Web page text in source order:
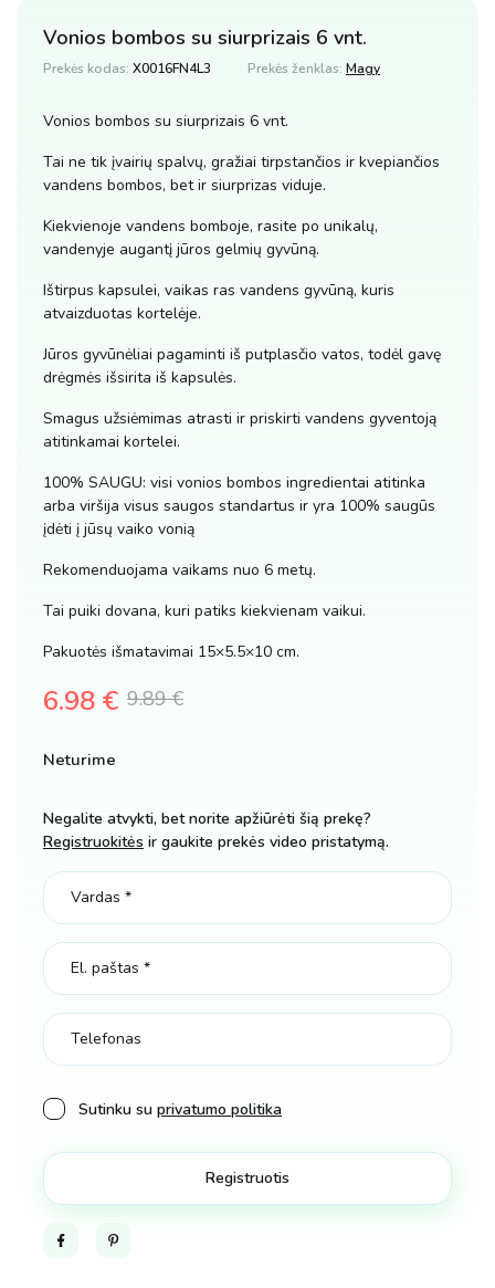
Vonios bombos su siurprizais 6 vnt.
Prekės kodas: X0016FN4L3 Prekės ženklas: Magy
Vonios bombos su siurprizais 6 vnt.
Tai ne tik įvairių spalvų, gražiai tirpstančios ir kvepiančios
vandens bombos, bet ir siurprizas viduje.
Kiekvienoje vandens bomboje, rasite po unikalų,
vandenyje augantį jūros gelmių gyvūną.
Ištirpus kapsulei, vaikas ras vandens gyvūną, kuris
atvaizduotas kortelėje.
Jūros gyvūnėliai pagaminti iš putplasčio vatos, todėl gavę
drėgmės išsirita iš kapsulės.
Smagus užsiėmimas atrasti ir priskirti vandens gyventoją
atitinkamai kortelei.
100% SAUGU: visi vonios bombos ingredientai atitinka
arba viršija visus saugos standartus ir yra 100% saugūs
įdėti į jūsų vaiko vonią
Rekomenduojama vaikams nuo 6 metų.
Tai puiki dovana, kuri patiks kiekvienam vaikui.
Pakuotės išmatavimai 15×5.5×10 cm.
9.89€
was:
9.89 €.
6.98 €
is:
6.98 €.
Neturime
Negalite atvykti, bet norite apžiūrėti šią prekę?
Registruokitės ir gaukite prekės video pristatymą.
Sutinku su privatumo politika
FacebookPinterest